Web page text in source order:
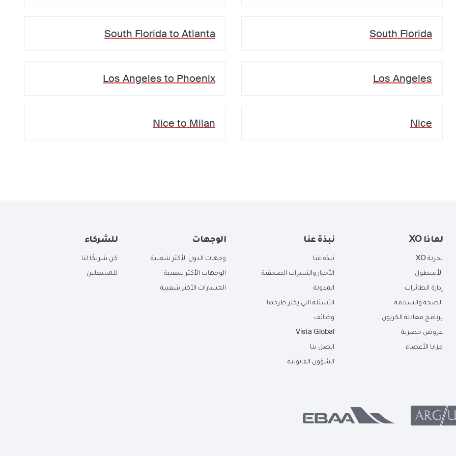
South Florida
Los Angeles
Nice
South Florida to Atlanta
Los Angeles to Phoenix
Nice to Milan
لماذا XO
تجربة XO
الأسطول
إدارة الطائرات
الصحة والسلامة
برنامج معادلة الكربون
عروض حصرية
مزايا الأعضاء
نبذة عنا
نبذة عنا
الأخبار والنشرات الصحفية
المدونة
الأسئلة التي يكثر طرحها
وظائف
Vista Global
اتصل بنا
الشؤون القانونية
الوجهات
وجهات الدول الأكثر شعبية
الوجهات الأكثر شعبية
المسارات الأكثر شعبية
للشركاء
كن شريكًا لنا
للمشغلين